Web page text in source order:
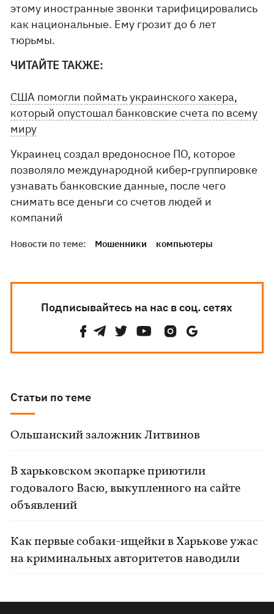
этому иностранные звонки тарифицировались
как национальные. Ему грозит до 6 лет
тюрьмы.
ЧИТАЙТЕ ТАКЖЕ:
США помогли поймать украинского хакера,
который опустошал банковские счета по всему
миру
Украинец создал вредоносное ПО, которое
позволяло международной кибер-группировке
узнавать банковские данные, после чего
снимать все деньги со счетов людей и
компаний
Новости по теме: Мошенники компьютеры
Подписывайтесь на нас в соц. сетях
Статьи по теме
Ольшанский заложник Литвинов
В харьковском экопарке приютили
годовалого Васю, выкупленного на сайте
объявлений
Как первые собаки-ищейки в Харькове ужас
на криминальных авторитетов наводили